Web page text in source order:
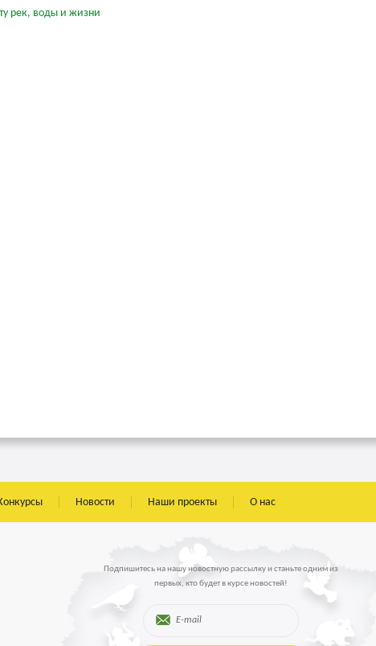
рек, воды и жизни
Новости Наши проекты О нас
Подпишитесь на нашу новостную рассылку и станьте одним из
первых, кто будет в курсе новостей!